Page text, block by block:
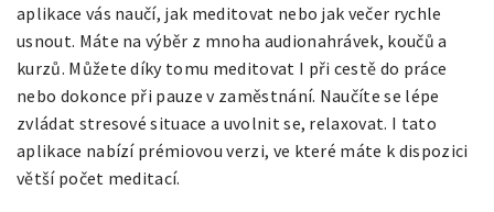
aplikace vás naučí, jak meditovat nebo jak večer rychle
usnout. Máte na výběr z mnoha audionahrávek, koučů a
kurzů. Můžete díky tomu meditovat I při cestě do práce
nebo dokonce při pauze v zaměstnání. Naučíte se lépe
zvládat stresové situace a uvolnit se, relaxovat. I tato
aplikace nabízí prémiovou verzi, ve které máte k dispozici
větší počet meditací.